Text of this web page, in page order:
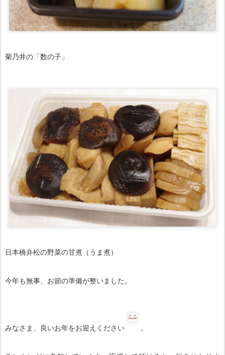
菊乃井の「数の子」
日本橋弁松の野菜の甘煮（うま煮）
今年も無事、お節の準備が整いました。
みなさま、良いお年をお迎えください 。